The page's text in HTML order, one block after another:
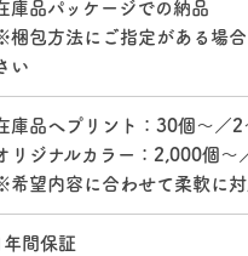
庫品パッケージでの納品
梱包方法にご指定がある場
い
庫品へプリント：30個～／2
リジナルカラー：2,000個～
希望内容に合わせて柔軟に対
年間保証